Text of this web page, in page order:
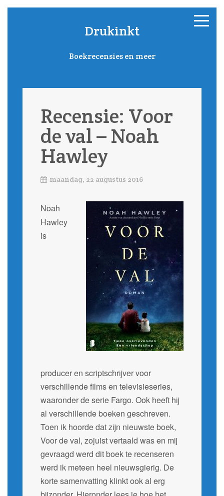
Drukinkt
Boekrecensies en meer
Recensie: Voor
de val – Noah
Hawley
maandag, 22 augustus 2016
Noah
Hawley
is
producer en scriptschrijver voor
verschillende films en televisieseries,
waaronder de serie Fargo. Ook heeft hij
al verschillende boeken geschreven.
Toen ik hoorde dat zijn nieuwste boek,
Voor de val, zojuist vertaald was en mij
gevraagd werd dit boek te recenseren
werd ik meteen heel nieuwsgierig. De
korte samenvatting klinkt ook al erg